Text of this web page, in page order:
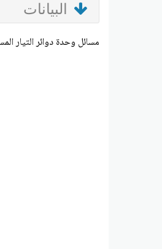
البيانات
مسائل وحدة دوائر التيار